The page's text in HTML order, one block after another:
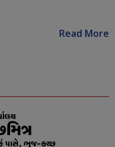
Read More